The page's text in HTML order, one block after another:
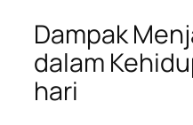
Dampak
dalam
hari